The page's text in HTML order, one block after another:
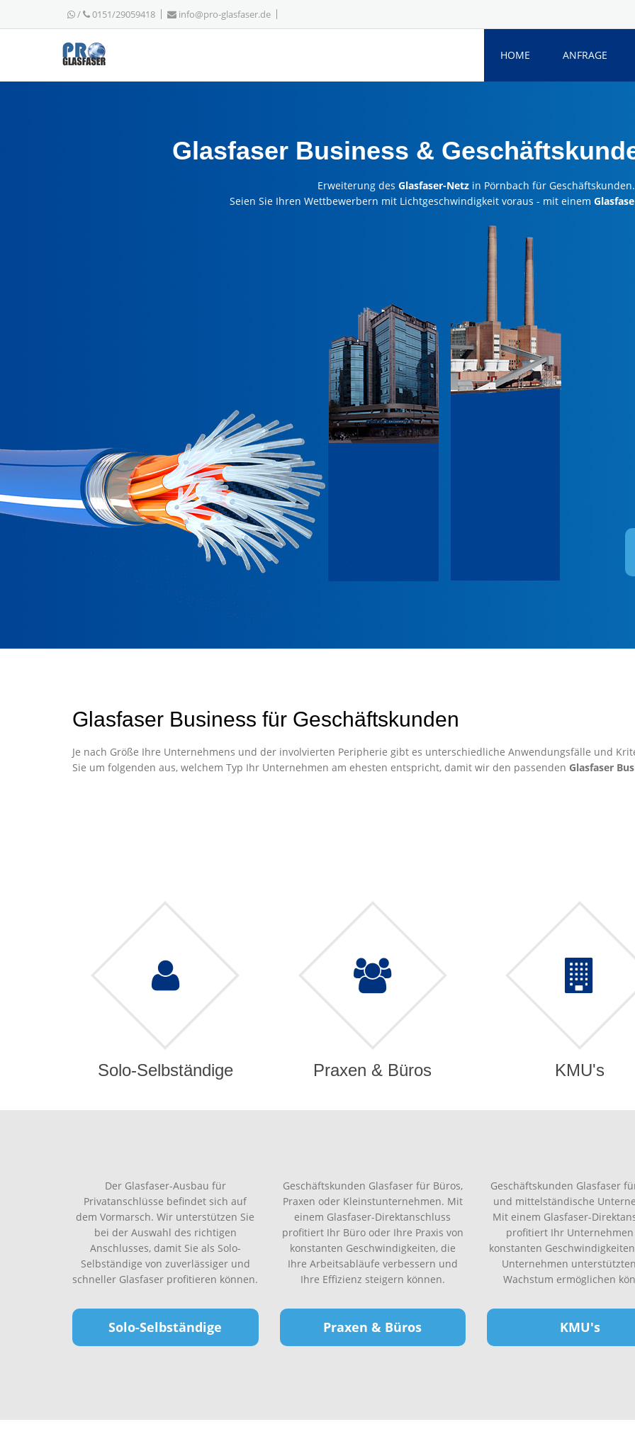
/ 0151/29059418 info@pro-glasfaser.de
HOME ANFRAGE
Glasfaser Business &
Erweiterung des Glasfaser-Netz in Pörnbach für Geschäftskunden.
Seien Sie Ihren Wettbewerbern mit Lichtgeschwindigkeit voraus - mit einem
Glasfaser Business für Geschäftskunden
Je nach Größe Ihre Unternehmens und der involvierten Peripherie gibt es unterschiedliche Anwendungsfälle und
Sie um folgenden aus, welchem Typ Ihr Unternehmen am ehesten entspricht, damit wir den passenden Glasfaser
Solo-Selbständige
Der Glasfaser-Ausbau für
Privatanschlüsse befindet sich auf
dem Vormarsch. Wir unterstützen Sie
bei der Auswahl des richtigen
Anschlusses, damit Sie als Solo-
Selbständige von zuverlässiger und
schneller Glasfaser profitieren können.
Solo-Selbständige
Praxen & Büros
Geschäftskunden Glasfaser für Büros,
Praxen oder Kleinstunternehmen. Mit
einem Glasfaser-Direktanschluss
profitiert Ihr Büro oder Ihre Praxis von
konstanten Geschwindigkeiten, die
Ihre Arbeitsabläufe verbessern und
Ihre Effizienz steigern können.
Praxen & Büros
KMU's
Geschäftskunden Glasfaser
und mittelständische
Mit einem Glasfaser-
profitiert Ihr Unternehmen
konstanten
Unternehmen
Wachstum ermöglichen
KMU's